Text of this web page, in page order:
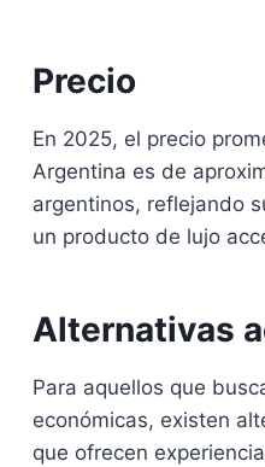
Precio
En 2025, el precio
Argentina es de
argentinos, reflejando
un producto de lujo
Alternativas
Para aquellos que
económicas, existen
que ofrecen